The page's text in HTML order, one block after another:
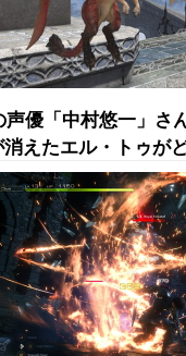
声優「中村悠一」
えたエル・トゥが